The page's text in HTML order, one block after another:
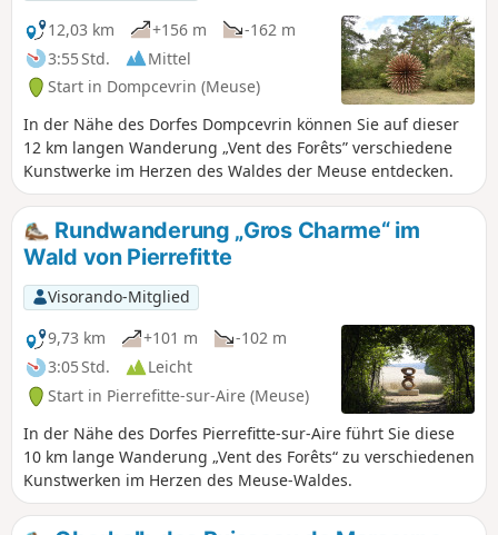
12,03 km
+156 m
-162 m
3:55 Std.
Mittel
Start in Dompcevrin (Meuse)
In der Nähe des Dorfes Dompcevrin können Sie auf dieser
12 km langen Wanderung „Vent des Forêts” verschiedene
Kunstwerke im Herzen des Waldes der Meuse entdecken.
Rundwanderung „Gros Charme“ im
Wald von Pierrefitte
Visorando-Mitglied
9,73 km
+101 m
-102 m
3:05 Std.
Leicht
Start in Pierrefitte-sur-Aire (Meuse)
In der Nähe des Dorfes Pierrefitte-sur-Aire führt Sie diese
10 km lange Wanderung „Vent des Forêts“ zu verschiedenen
Kunstwerken im Herzen des Meuse-Waldes.